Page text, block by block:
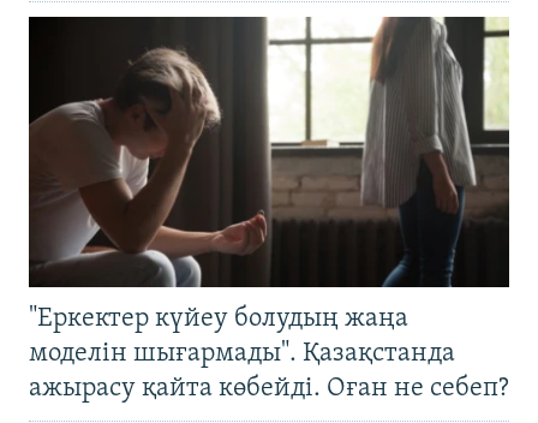
"Еркектер күйеу болудың жаңа
моделін шығармады". Қазақстанда
ажырасу қайта көбейді. Оған не себеп?